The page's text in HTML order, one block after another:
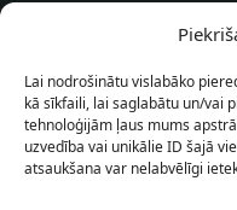
Lai nodrošinātu vislabāko
kā sīkfaili, lai saglabātu un/vai
tehnoloģijām ļaus mums
uzvedība vai unikālie ID šajā
atsaukšana var nelabvēlīgi
Palīdzība
INFORMĀCIJA PIRCĒJAM
Piegādes nosacījumi